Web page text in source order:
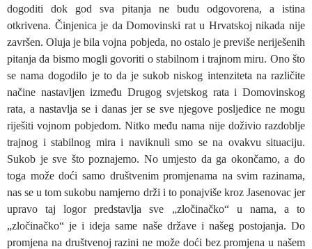
dogoditi dok god sva pitanja ne budu odgovorena, a istina
otkrivena. Činjenica je da Domovinski rat u Hrvatskoj nikada nije
završen. Oluja je bila vojna pobjeda, no ostalo je previše neriješenih
pitanja da bismo mogli govoriti o stabilnom i trajnom miru. Ono što
se nama dogodilo je to da je sukob niskog intenziteta na različite
načine nastavljen između Drugog svjetskog rata i Domovinskog
rata, a nastavlja se i danas jer se sve njegove posljedice ne mogu
riješiti vojnom pobjedom. Nitko među nama nije doživio razdoblje
trajnog i stabilnog mira i naviknuli smo se na ovakvu situaciju.
Sukob je sve što poznajemo. No umjesto da ga okončamo, a do
toga može doći samo društvenim promjenama na svim razinama,
nas se u tom sukobu namjerno drži i to ponajviše kroz Jasenovac jer
upravo taj logor predstavlja sve „zločinačko“ u nama, a to
„zločinačko“ je i ideja same naše države i našeg postojanja. Do
promjena na društvenoj razini ne može doći bez promjena u našem